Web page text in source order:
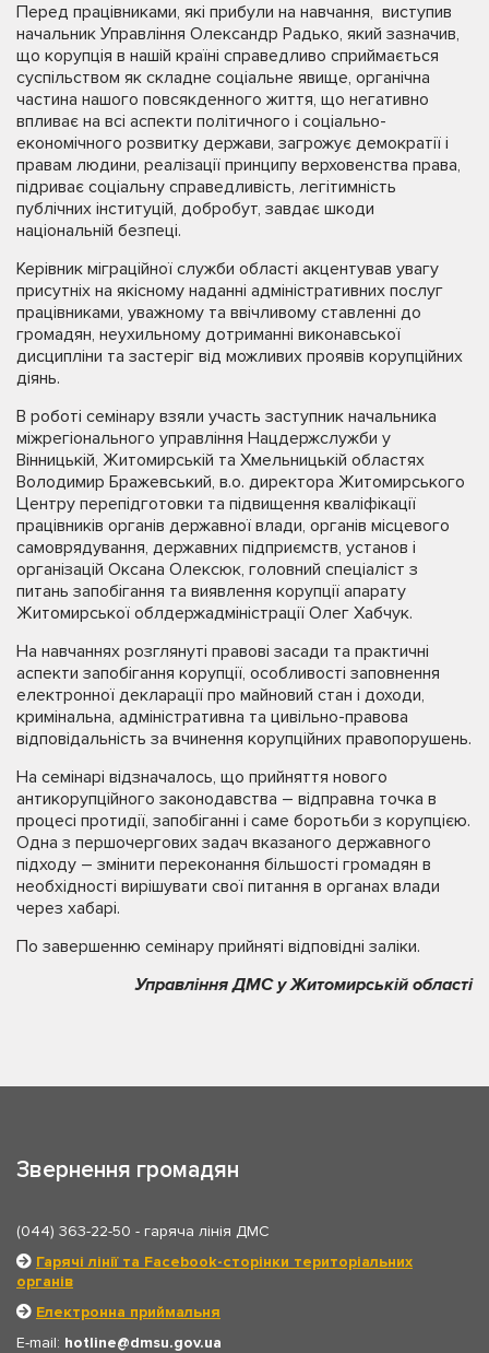
Перед працівниками, які прибули на навчання, виступив
начальник Управління Олександр Радько, який зазначив,
що корупція в нашій країні справедливо сприймається
суспільством як складне соціальне явище, органічна
частина нашого повсякденного життя, що негативно
впливає на всі аспекти політичного і соціально-
економічного розвитку держави, загрожує демократії і
правам людини, реалізації принципу верховенства права,
підриває соціальну справедливість, легітимність
публічних інституцій, добробут, завдає шкоди
національній безпеці.
Керівник міграційної служби області акцентував увагу
присутніх на якісному наданні адміністративних послуг
працівниками, уважному та ввічливому ставленні до
громадян, неухильному дотриманні виконавської
дисципліни та застеріг від можливих проявів корупційних
діянь.
В роботі семінару взяли участь заступник начальника
міжрегіонального управління Нацдержслужби у
Вінницькій, Житомирській та Хмельницькій областях
Володимир Бражевський, в.о. директора Житомирського
Центру перепідготовки та підвищення кваліфікації
працівників органів державної влади, органів місцевого
самоврядування, державних підприємств, установ і
організацій Оксана Олексюк, головний спеціаліст з
питань запобігання та виявлення корупції апарату
Житомирської облдержадміністрації Олег Хабчук.
На навчаннях розглянуті правові засади та практичні
аспекти запобігання корупції, особливості заповнення
електронної декларації про майновий стан і доходи,
кримінальна, адміністративна та цивільно-правова
відповідальність за вчинення корупційних правопорушень.
На семінарі відзначалось, що прийняття нового
антикорупційного законодавства – відправна точка в
процесі протидії, запобіганні і саме боротьби з корупцією.
Одна з першочергових задач вказаного державного
підходу – змінити переконання більшості громадян в
необхідності вирішувати свої питання в органах влади
через хабарі.
По завершенню семінару прийняті відповідні заліки.
Управління ДМС у Житомирській області
Звернення громадян
(044) 363-22-50 - гаряча лінія ДМС
Гарячі лінії та Facebook-сторінки територіальних
органів
Електронна приймальня
E-mail: hotline
dmsu.gov.ua